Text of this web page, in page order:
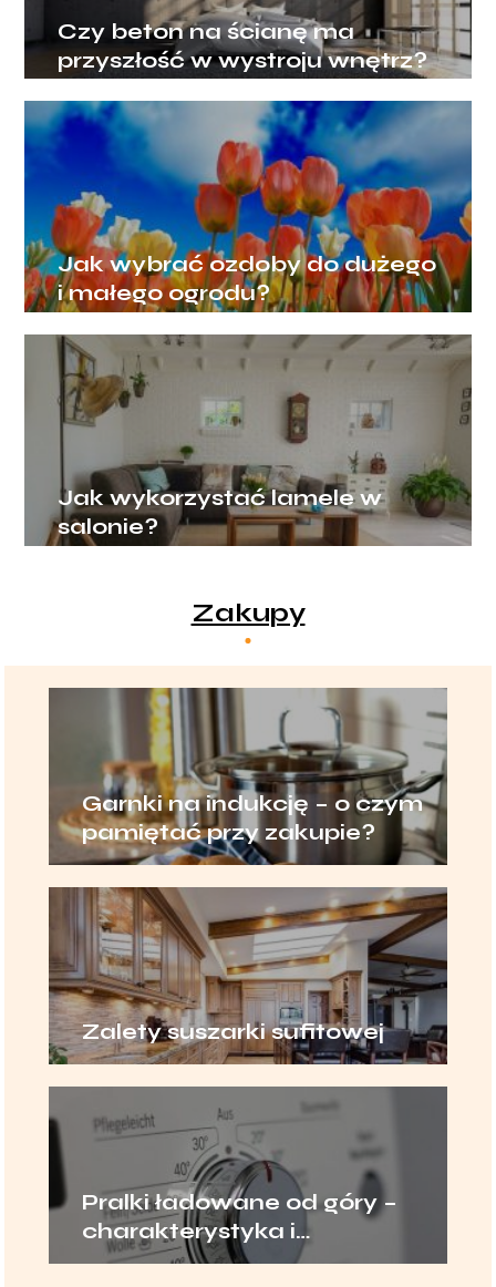
Czy beton na ścianę ma
przyszłość w wystroju wnętrz?
Jak wybrać ozdoby do dużego
i małego ogrodu?
Jak wykorzystać lamele w
salonie?
Zakupy
Garnki na indukcję – o czym
pamiętać przy zakupie?
Zalety suszarki sufitowej
Pralki ładowane od góry –
charakterystyka i
zastosowanie